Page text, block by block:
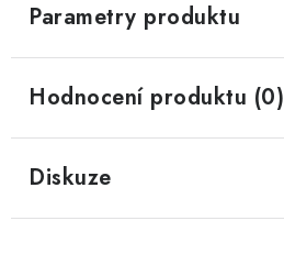
Parametry produktu
Hodnocení produktu (0)
Diskuze